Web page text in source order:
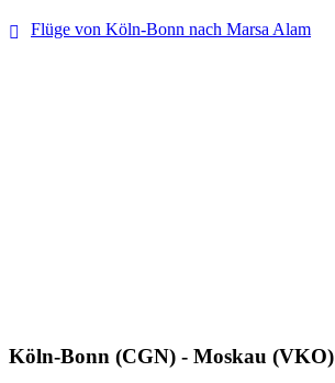
Flüge von Köln-Bonn nach Marsa Alam
Köln-Bonn (CGN) - Moskau (VKO)